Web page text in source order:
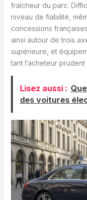
fraîcheur du parc.
niveau de fiabilité,
concessions
ainsi autour de trois
supérieure, et
tant l’acheteur
Lisez aussi :
des voitures